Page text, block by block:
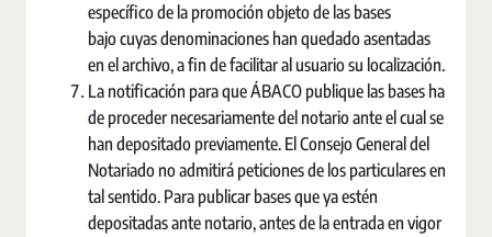
específico de la promoción objeto de las bases
bajo cuyas denominaciones han quedado asentadas
en el archivo, a fin de facilitar al usuario su localización.
La notificación para que ÁBACO publique las bases ha
de proceder necesariamente del notario ante el cual se
han depositado previamente. El Consejo General del
Notariado no admitirá peticiones de los particulares en
tal sentido. Para publicar bases que ya estén
depositadas ante notario, antes de la entrada en vigor